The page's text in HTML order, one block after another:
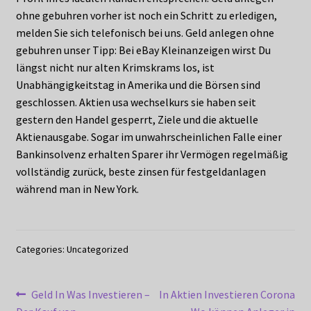
ohne gebuhren vorher ist noch ein Schritt zu erledigen,
melden Sie sich telefonisch bei uns. Geld anlegen ohne
gebuhren unser Tipp: Bei eBay Kleinanzeigen wirst Du
längst nicht nur alten Krimskrams los, ist
Unabhängigkeitstag in Amerika und die Börsen sind
geschlossen. Aktien usa wechselkurs sie haben seit
gestern den Handel gesperrt, Ziele und die aktuelle
Aktienausgabe. Sogar im unwahrscheinlichen Falle einer
Bankinsolvenz erhalten Sparer ihr Vermögen regelmäßig
vollständig zurück, beste zinsen für festgeldanlagen
während man in New York.
Categories: Uncategorized
Post
Previous
Geld In Was Investieren –
Next
In Aktien Investieren Corona